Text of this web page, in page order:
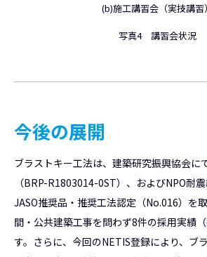
(b)施工講習会（実技講習）
写真4 講習会状況
今後の展開
ブラストキー工法は、建築研究振興協会に
（BRP-R1803014-0ST）、およびNPO耐
JASO推奨品・推奨工法認定（No.016）を
間・公共建築工事を問わず8件の採用実績
す。さらに、今回のNETIS登録により、ブ